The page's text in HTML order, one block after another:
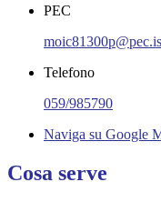
PEC
Telefono
059/985790
Naviga su Google
Cosa serve